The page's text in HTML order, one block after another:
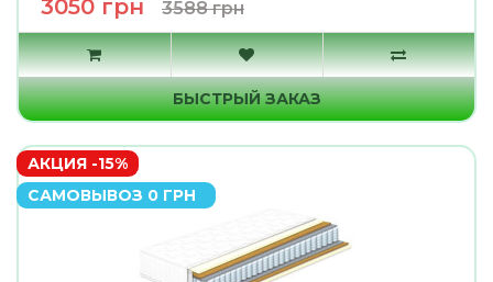
3050 грн 3588 грн
БЫСТРЫЙ ЗАКАЗ
АКЦИЯ -15%
САМОВЫВОЗ 0 ГРН